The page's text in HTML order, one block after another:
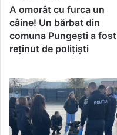
A omorât cu furca un
câine! Un bărbat din
comuna Pungești a fost
reținut de polițiști